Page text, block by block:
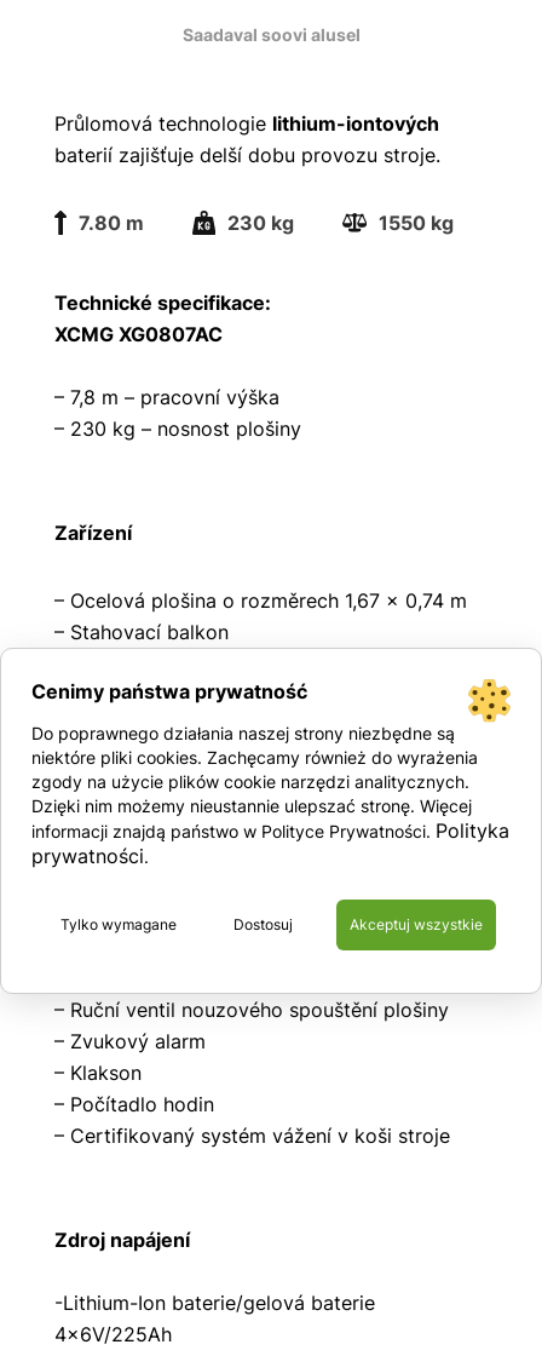
Saadaval soovi alusel
Průlomová technologie lithium-iontových
baterií zajišťuje delší dobu provozu stroje.
7.80 m 230 kg 1550 kg
Technické specifikace:
XCMG XG0807AC
– 7,8 m – pracovní výška
– 230 kg – nosnost plošiny
Zařízení
– Ocelová plošina o rozměrech 1,67 x 0,74 m
– Stahovací balkon
otevírací brankou
– Smyky snižují světlou výšku a zabraňují
převrácení stroje
– Výsuvné zásobníky se strojními součástmi
– GPS lokalizační systém
– Otvory pro vidlice pro zvedání stroje
– Tlačítko nouzového zastavení na plošině a
– Ruční ventil nouzového spouštění plošiny
– Zvukový alarm
– Klakson
– Počítadlo hodin
– Certifikovaný systém vážení v koši stroje
Zdroj napájení
-Lithium-Ion baterie/gelová baterie
4x6V/225Ah
Cenimy państwa prywatność
Do poprawnego działania naszej strony niezbędne są
niektóre pliki cookies. Zachęcamy również do wyrażenia
zgody na użycie plików cookie narzędzi analitycznych.
Dzięki nim możemy nieustannie ulepszać stronę. Więcej
informacji znajdą państwo w Polityce Prywatności. Polityka
prywatności.
Dostosuj
Tylko wymagane Akceptuj wszystkie